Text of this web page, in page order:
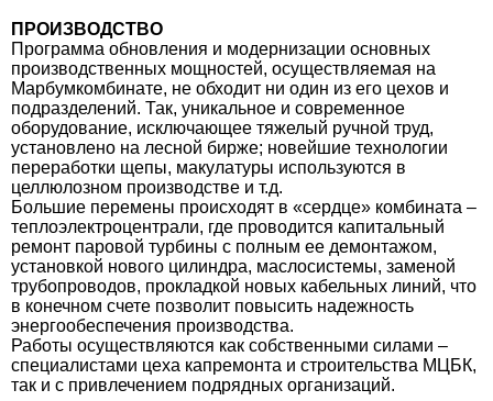
ПРОИЗВОДСТВО
Программа обновления и модернизации основных
производственных мощностей, осуществляемая на
Марбумкомбинате, не обходит ни один из его цехов и
подразделений. Так, уникальное и современное
оборудование, исключающее тяжелый ручной труд,
установлено на лесной бирже; новейшие технологии
переработки щепы, макулатуры используются в
целлюлозном производстве и т.д.
Большие перемены происходят в «сердце» комбината –
теплоэлектроцентрали, где проводится капитальный
ремонт паровой турбины с полным ее демонтажом,
установкой нового цилиндра, маслосистемы, заменой
трубопроводов, прокладкой новых кабельных линий, что
в конечном счете позволит повысить надежность
энергообеспечения производства.
Работы осуществляются как собственными силами –
специалистами цеха капремонта и строительства МЦБК,
так и с привлечением подрядных организаций.